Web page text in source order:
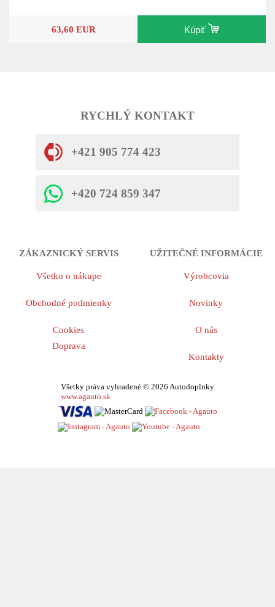
63,60 EUR Kúpiť
RYCHLÝ KONTAKT
+421 905 774 423
+420 724 859 347
ZÁKAZNICKÝ SERVIS
Všetko o nákupe
Obchodné podmienky
Cookies
Doprava
UŽITEČNÉ INFORMÁCIE
Výrobcovia
Novinky
O nás
Kontakty
Všetky práva vyhradené © 2026 Autodoplnky
www.agauto.sk